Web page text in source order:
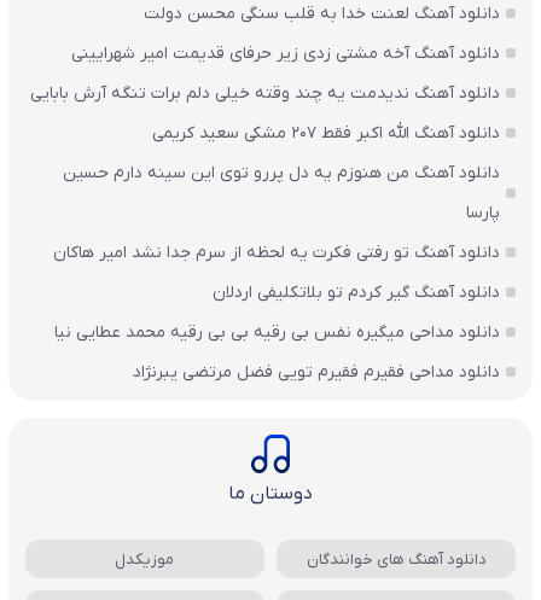
دانلود آهنگ لعنت خدا به قلب سنگی محسن دولت
دانلود آهنگ آخه مشتی زدی زیر حرفای قدیمت امیر شهرایینی
دانلود آهنگ ندیدمت یه چند وقته خیلی دلم برات تنگه آرش بابایی
دانلود آهنگ الله اکبر فقط 207 مشکی سعید کریمی
دانلود آهنگ من هنوزم یه دل پررو توی این سینه دارم حسین
پارسا
دانلود آهنگ تو رفتی فکرت یه لحظه از سرم جدا نشد امیر هاکان
دانلود آهنگ گیر کردم تو بلاتکلیفی اردلان
دانلود مداحی میگیره نفس بی رقیه بی بی رقیه محمد عطایی نیا
دانلود مداحی فقیرم فقیرم تویی فضل مرتضی یبرنژاد
دوستان ما
دانلود آهنگ های خوانندگان موزیکدل